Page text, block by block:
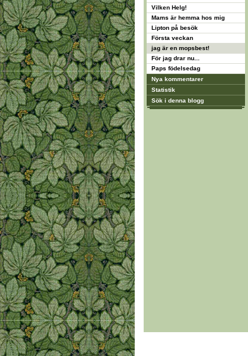
Vilken Helg!
Mams är hemma hos mig
Lipton på besök
Första veckan
jag är en mopsbest!
För jag drar nu...
Paps födelsedag
Nya kommentarer
Statistik
Sök i denna blogg